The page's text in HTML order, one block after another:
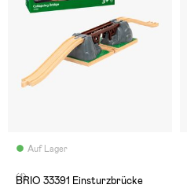
Auf Lager
(1)
BRIO 33391 Einsturzbrücke